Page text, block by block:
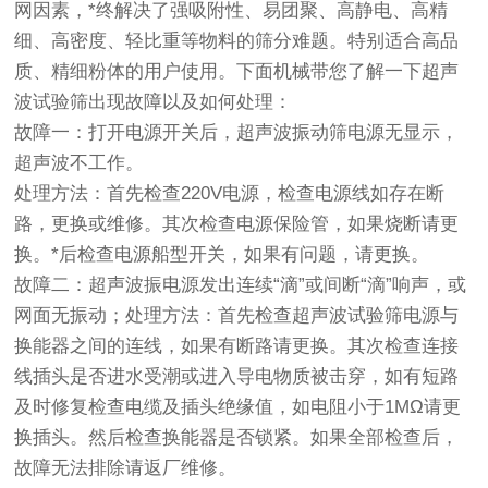
网因素，*终解决了强吸附性、易团聚、高静电、高精
细、高密度、轻比重等物料的筛分难题。特别适合高品
质、精细粉体的用户使用。下面机械带您了解一下超声
波试验筛出现故障以及如何处理：
故障一：打开电源开关后， 超声波振动筛电源无显示，
超声波不工作。
处理方法：首先检查220V电源，检查电源线如存在断
路，更换或维修。其次检查电源保险管，如果烧断请更
换。*后检查电源船型开关，如果有问题，请更换。
故障二：超声波振电源发出连续“滴”或间断“滴”响声，或
网面无振动；处理方法：首先检查超声波试验筛电源与
换能器之间的连线，如果有断路请更换。其次检查连接
线插头是否进水受潮或进入导电物质被击穿，如有短路
及时修复检查电缆及插头绝缘值，如电阻小于1MΩ请更
换插头。然后检查换能器是否锁紧。如果全部检查后，
故障无法排除请返厂维修。